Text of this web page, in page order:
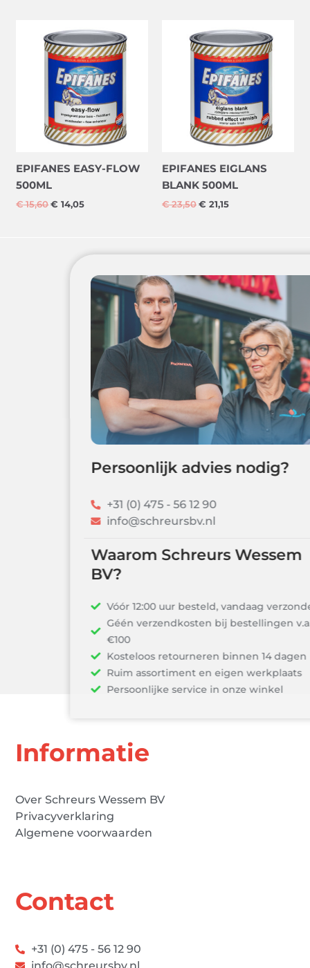
EPIFANES EASY-FLOW
500ML
€15,60
prijs
was:
€ 15,60.
€ 14,05
prijs
is:
€ 14,05.
EPIFANES EIGLANS
BLANK 500ML
€23,50
prijs
was:
€ 23,50.
€ 21,15
prijs
is:
€ 21,15.
Persoonlijk advies nodig?
+31 (0) 475 - 56 12 90
info@schreursbv.nl
Waarom Schreurs Wessem
Vóór 12:00 uur besteld, vandaag verzonden!
Géén verzendkosten bij bestellingen v.a.
Kosteloos retourneren binnen 14 dagen
Ruim assortiment en eigen werkplaats
Persoonlijke service in onze winkel
Informatie
Over Schreurs Wessem BV
Privacyverklaring
Algemene voorwaarden
Contact
+31 (0) 475 - 56 12 90
info@schreursbv.nl